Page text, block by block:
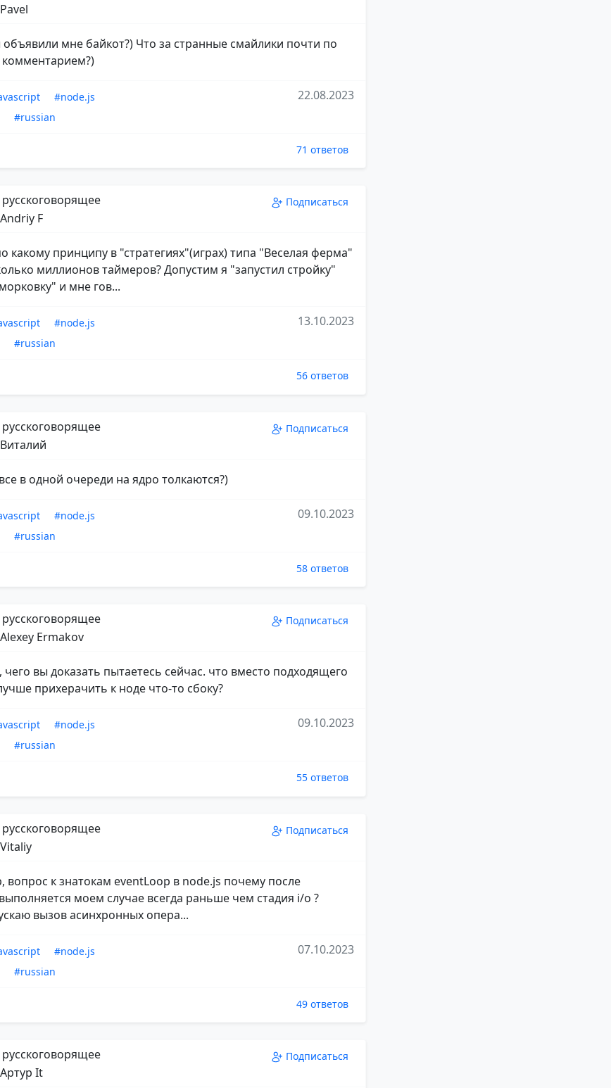
Pavel
объявили мне байкот?) Что за странные смайлики почти по
#node.js
#russian
22.08.2023
71 ответов
Andriy F
Подписаться
какому принципу в "стратегиях"(играх) типа "Веселая ферма"
миллионов таймеров? Допустим я "запустил стройку"
и мне гов...
#node.js
#russian
13.10.2023
56 ответов
Виталий
Подписаться
в одной очереди на ядро толкаются?)
#node.js
#russian
09.10.2023
58 ответов
Alexey Ermakov
Подписаться
вы доказать пытаетесь сейчас. что вместо подходящего
прихерачить к ноде что-то сбоку?
#node.js
#russian
09.10.2023
55 ответов
Vitaliy
Подписаться
вопрос к знатокам eventLoop в node.js почему после
моем случае всегда раньше чем стадия i/o ?
вызов асинхронных опера...
#node.js
#russian
07.10.2023
49 ответов
Aртур It
Подписаться